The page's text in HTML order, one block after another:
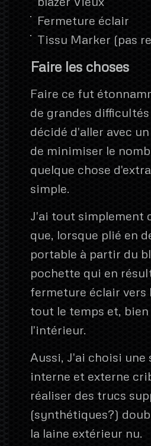
Fermeture éclair
Tissu Marker (pas
Faire les choses
Faire ce fut
de grandes
décidé d'aller avec
de minimiser le
quelque chose
simple.
J'ai tout simplement
que, lorsque plié en
portable à partir du
pochette qui en
fermeture éclair vers
tout le temps et,
l'intérieur.
Aussi, J'ai choisi une
interne et externe
réaliser des trucs
(synthétiques?)
la laine extérieur nu.